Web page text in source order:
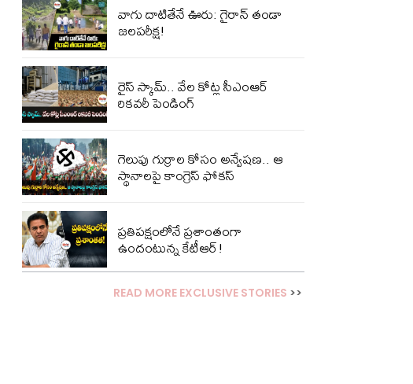
వాగు దాటితేనే ఊరు: గైరాన్ తండా
జలపరీక్ష!
రైస్ స్కామ్.. వేల కోట్ల‌ సీఎంఆర్
రికవరీ పెండింగ్
గెలుపు గుర్రాల కోసం అన్వేషణ.. ఆ
స్థానాలపై కాంగ్రెస్ ఫోకస్
ప్ర‌తిప‌క్షంలోనే ప్ర‌శాంతంగా
ఉందంటున్న కేటీఆర్!
READ MORE EXCLUSIVE STORIES >>